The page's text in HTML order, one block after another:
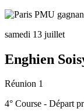
samedi 13 juillet
Enghien
Réunion 1
4° Course - Départ